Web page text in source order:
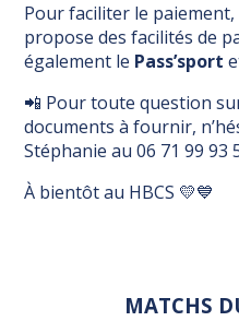
Pour faciliter le paiement,
propose des facilités de
également le Pass’sport
📲 Pour toute question
documents à fournir,
Stéphanie au 06 71 99 93
À bientôt au HBCS 💛💙
MATCHS